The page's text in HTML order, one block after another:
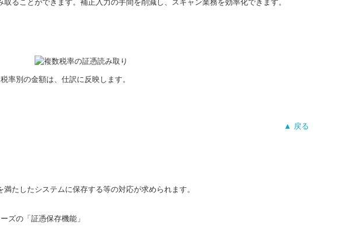
ることができます。補正入力の手間を削減し、スキャン業務を効率化できます。
率別の金額は、仕訳に反映します。
▲ 戻る
たしたシステムに保存する等の対応が求められます。